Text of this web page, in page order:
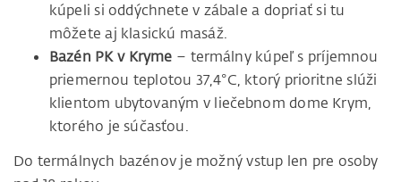
kúpeli si oddýchnete v zábale a dopriať si tu
môžete aj klasickú masáž.
Bazén PK v Kryme – termálny kúpeľ s príjemnou
priemernou teplotou 37,4°C, ktorý prioritne slúži
klientom ubytovaným v liečebnom dome Krym,
ktorého je súčasťou.
Do termálnych bazénov je možný vstup len pre osoby